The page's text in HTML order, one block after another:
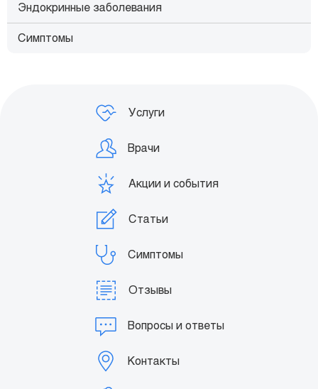
Эндокринные заболевания
Симптомы
Услуги
Врачи
Акции и события
Статьи
Симптомы
Отзывы
Вопросы и ответы
Контакты